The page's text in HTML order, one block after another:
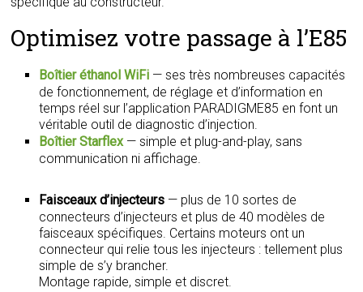
Optimisez votre passage à l’E85
Boîtier éthanol WiFi — ses très nombreuses capacités
de fonctionnement, de réglage et d’information en
temps réel sur l’application PARADIGME85 en font un
véritable outil de diagnostic d’injection.
Boîtier Starflex— simple et plug-and-play, sans
communication ni affichage.
Faisceaux d’injecteurs — plus de 10 sortes de
connecteurs d’injecteurs et plus de 40 modèles de
faisceaux spécifiques. Certains moteurs ont un
connecteur qui relie tous les injecteurs : tellement plus
simple de s’y brancher.
Montage rapide, simple et discret.